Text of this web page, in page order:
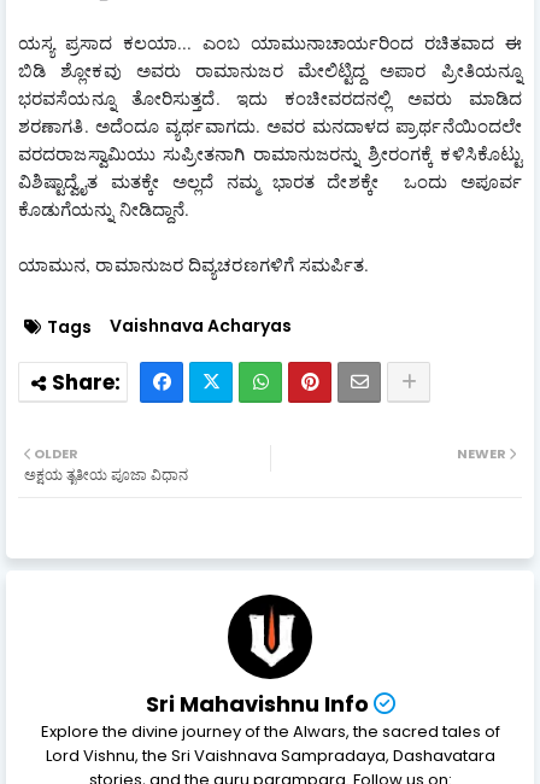
ಯಸ್ಯ ಪ್ರಸಾದ ಕಲಯಾ... ಎಂಬ ಯಾಮುನಾಚಾರ್ಯರಿಂದ ರಚಿತವಾದ ಈ
ಬಿಡಿ ಶ್ಲೋಕವು ಅವರು ರಾಮಾನುಜರ ಮೇಲಿಟ್ಟಿದ್ದ ಅಪಾರ ಪ್ರೀತಿಯನ್ನೂ
ಭರವಸೆಯನ್ನೂ ತೋರಿಸುತ್ತದೆ. ಇದು ಕಂಚೀವರದನಲ್ಲಿ ಅವರು ಮಾಡಿದ
ಶರಣಾಗತಿ. ಅದೆಂದೂ ವ್ಯರ್ಥವಾಗದು. ಅವರ ಮನದಾಳದ ಪ್ರಾರ್ಥನೆಯಿಂದಲೇ
ವರದರಾಜಸ್ವಾಮಿಯು ಸುಪ್ರೀತನಾಗಿ ರಾಮಾನುಜರನ್ನು ಶ್ರೀರಂಗಕ್ಕೆ ಕಳಿಸಿಕೊಟ್ಟು
ವಿಶಿಷ್ಟಾದ್ವೈತ ಮತಕ್ಕೇ ಅಲ್ಲದೆ ನಮ್ಮ ಭಾರತ ದೇಶಕ್ಕೇ  ಒಂದು ಅಪೂರ್ವ
ಕೊಡುಗೆಯನ್ನು ನೀಡಿದ್ದಾನೆ.
ಯಾಮುನ, ರಾಮಾನುಜರ ದಿವ್ಯಚರಣಗಳಿಗೆ ಸಮರ್ಪಿತ.
Tags Vaishnava Acharyas
NEWER
OLDER
ಅಕ್ಷಯ ತೃತೀಯ ಪೂಜಾ ವಿಧಾನ
Sri Mahavishnu Info
Explore the divine journey of the Alwars, the sacred tales of
Lord Vishnu, the Sri Vaishnava Sampradaya, Dashavatara